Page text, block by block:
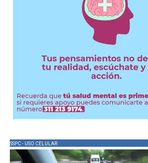
SSPC - USO CELULAR